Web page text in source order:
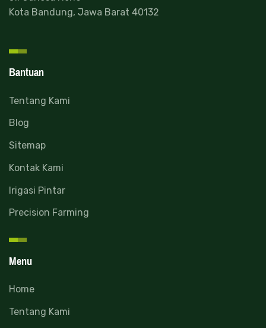
Kota Bandung, Jawa Barat 40132
Bantuan
Tentang Kami
Blog
Sitemap
Kontak Kami
Irigasi Pintar
Precision Farming
Menu
Home
Tentang Kami